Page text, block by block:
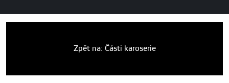
Zpět na: Části karoserie